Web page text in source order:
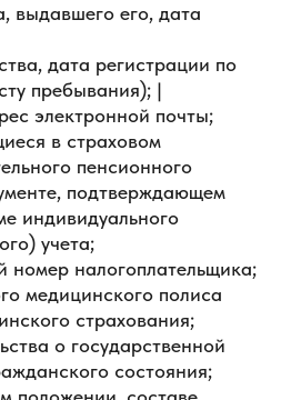
выдавшего его, дата
дата регистрации по
пребывания); |
электронной почты;
в страховом
пенсионного
подтверждающем
индивидуального
учета;
налогоплательщика;
медицинского полиса
страхования;
о государственной
состояния;